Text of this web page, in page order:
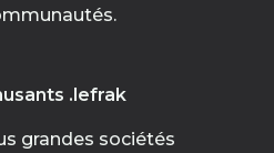
.lefrak
grandes sociétés